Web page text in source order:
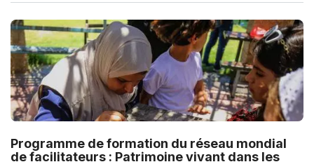
Programme de formation du réseau mondial
de facilitateurs : Patrimoine vivant dans les